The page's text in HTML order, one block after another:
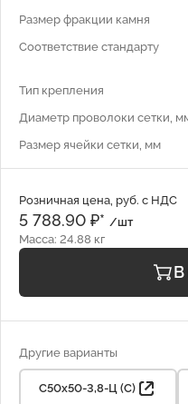
Размер фракции камня
Соответствие стандарту
Тип крепления
Диаметр проволоки сетки,
Размер ячейки сетки, мм
Розничная цена, руб. с НДС
5 788.90 ₽* /шт
Масса: 24.88 кг
В
Другие варианты
С50х50-3,8-Ц (С)